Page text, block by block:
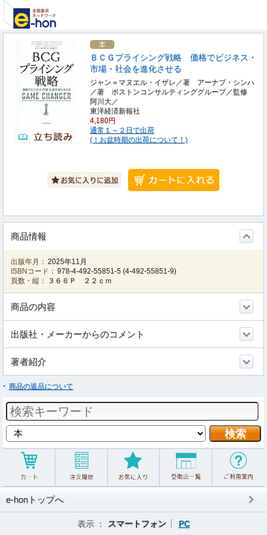
ＢＣＧプライシング戦略 価格でビジネス・
市場・社会を進化させる
ジャン＝マヌエル・イザレ／著 アーナブ・シンハ
／著 ボストンコンサルティンググループ／監修
阿川大／
東洋経済新報社
4,180円
通常１～２日で出荷
(！お盆時期の出荷について！)
商品情報
出版年月： 2025年11月
ISBNコード： 978-4-492-55851-5 (4-492-55851-9)
頁数・縦：
３６６Ｐ ２２ｃｍ
商品の内容
出版社・メーカーからのコメント
著者紹介
商品の返品について
e-honトップへ
表示 ： スマートフォン PC